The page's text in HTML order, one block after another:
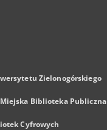
Zielonogórskiego
Biblioteka Publiczna
Cyfrowych